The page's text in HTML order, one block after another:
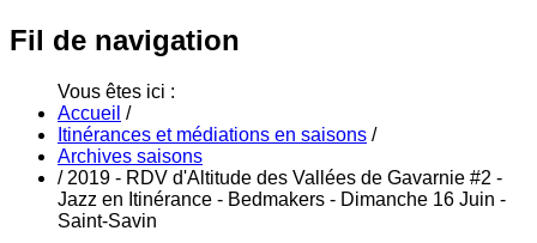
Fil de navigation
Vous êtes ici :
Accueil /
Itinérances et médiations en saisons /
Archives saisons
/ 2019 - RDV d'Altitude des Vallées de Gavarnie #2 -
Jazz en Itinérance - Bedmakers - Dimanche 16 Juin -
Saint-Savin